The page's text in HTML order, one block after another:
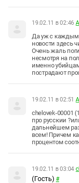
19.02.11 в 02:46
Да уж с каждым
новости здесь
Очень жаль
несмотря на
именно
пострадают
19.02.11 в 02:51
chelovek-00001
про русскии
дальнейшем
всем! Причем
процентом
19.02.11 в 03:04
(Гость) #